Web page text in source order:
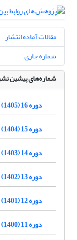
مقالات آماده انتشار
شماره جاری
شماره‌های پیشین
دوره 16 (1405)
دوره 15 (1404)
دوره 14 (1403)
دوره 13 (1402)
دوره 12 (1401)
دوره 11 (1400)